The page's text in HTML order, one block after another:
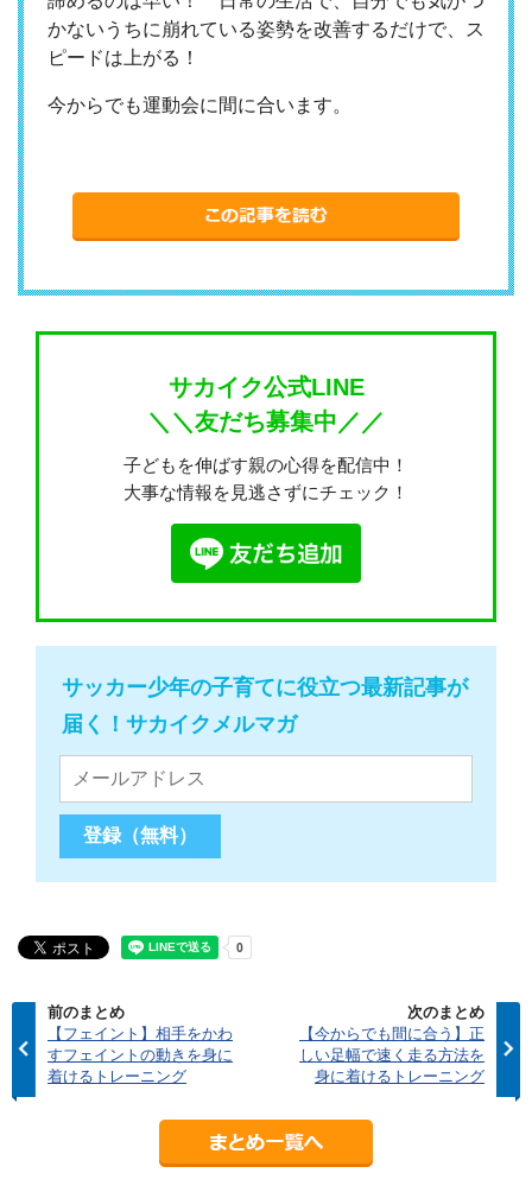
かないうちに崩れている姿勢を改善するだけで、ス
ピードは上がる！
今からでも運動会に間に合います。
サカイク公式LINE
＼＼友だち募集中／／
子どもを伸ばす親の心得を配信中！
大事な情報を見逃さずにチェック！
サッカー少年の子育てに役立つ最新記事が
届く！サカイクメルマガ
前のまとめ
【フェイント】相手をかわ
すフェイントの動きを身に
着けるトレーニング
次のまとめ
【今からでも間に合う】正
しい足幅で速く走る方法を
身に着けるトレーニング